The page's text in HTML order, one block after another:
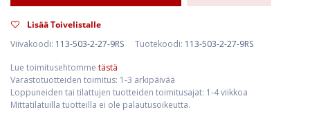
Lisää Toivelistalle
Viivakoodi: 113-503-2-27-9RS Tuotekoodi: 113-503-2-27-9RS
Lue toimitusehtomme tästä
Varastotuotteiden toimitus: 1-3 arkipäivää
Loppuneiden tai tilattujen tuotteiden toimitusajat: 1-4 viikkoa
Mittatilatuilla tuotteilla ei ole palautusoikeutta.